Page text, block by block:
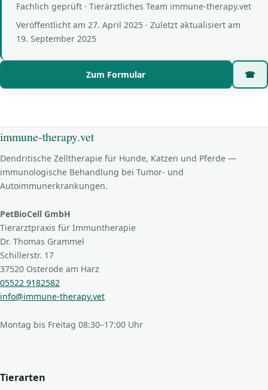
Fachlich geprüft · Tierärztliches Team immune-therapy.vet
Veröffentlicht am 27. April 2025 · Zuletzt aktualisiert am
19. September 2025
Zum Formular ☎
immune-therapy.vet
Dendritische Zelltherapie für Hunde, Katzen und Pferde —
immunologische Behandlung bei Tumor- und
Autoimmunerkrankungen.
PetBioCell GmbH
Tierarztpraxis für Immuntherapie
Dr. Thomas Grammel
Schillerstr. 17
37520 Osterode am Harz
05522 9182582
info@immune-therapy.vet
Montag bis Freitag 08:30–17:00 Uhr
Tierarten